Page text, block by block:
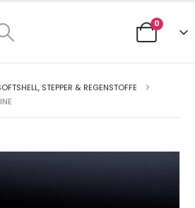
0
STEPPER & REGENSTOFFE